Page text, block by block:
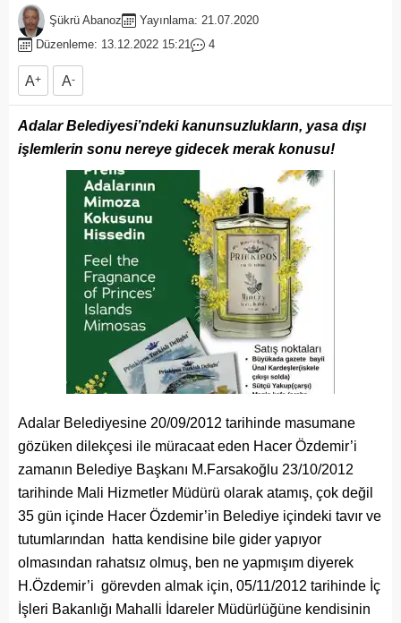
Şükrü Abanoz
Yayınlama: 21.07.2020
Düzenleme: 13.12.2022 15:21
4
A+ A-
Adalar Belediyesi’ndeki kanunsuzlukların, yasa dışı
işlemlerin sonu nereye gidecek merak konusu!
Adalar Belediyesine 20/09/2012 tarihinde masumane
gözüken dilekçesi ile müracaat eden Hacer Özdemir’i
zamanın Belediye Başkanı M.Farsakoğlu 23/10/2012
tarihinde Mali Hizmetler Müdürü olarak atamış, çok değil
35 gün içinde Hacer Özdemir’in Belediye içindeki tavır ve
tutumlarından hatta kendisine bile gider yapıyor
olmasından rahatsız olmuş, ben ne yapmışım diyerek
H.Özdemir’i görevden almak için, 05/11/2012 tarihinde İç
İşleri Bakanlığı Mahalli İdareler Müdürlüğüne kendisinin